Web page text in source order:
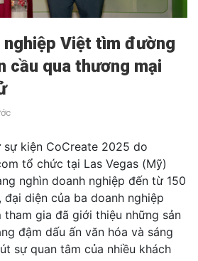
nghiệp Việt tìm đường
cầu qua thương mại